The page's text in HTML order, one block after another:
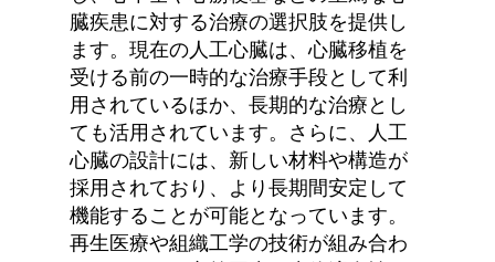
臓疾患に対する治療の選択肢を提供し
ます。現在の人工心臓は、心臓移植を
受ける前の一時的な治療手段として利
用されているほか、長期的な治療とし
ても活用されています。さらに、人工
心臓の設計には、新しい材料や構造が
採用されており、より長期間安定して
機能することが可能となっています。
再生医療や組織工学の技術が組み合わ